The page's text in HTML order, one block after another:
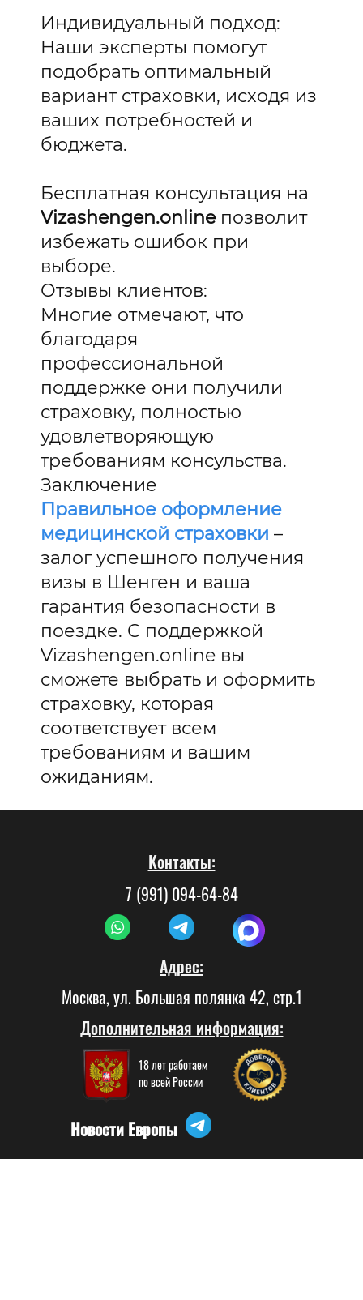
Индивидуальный подход:
Наши эксперты помогут
подобрать оптимальный
вариант страховки, исходя из
ваших потребностей и
бюджета.
Бесплатная консультация на
Vizashengen.onlineпозволит
избежать ошибок при
выборе.
Отзывы клиентов:
Многие отмечают, что
благодаря
профессиональной
поддержке они получили
страховку, полностью
удовлетворяющую
требованиям консульства.
Заключение
Правильное оформление
медицинской страховки –
залог успешного получения
визы в Шенген и ваша
гарантия безопасности в
поездке. С поддержкой
Vizashengen.online вы
сможете выбрать и оформить
страховку, которая
соответствует всем
требованиям и вашим
ожиданиям.
Контакты:
7 (991) 094-64-84
Адрес:
Москва, ул. Большая полянка 42, стр.1
Дополнительная информация:
18 лет работаем
по всей России
Новости Европы